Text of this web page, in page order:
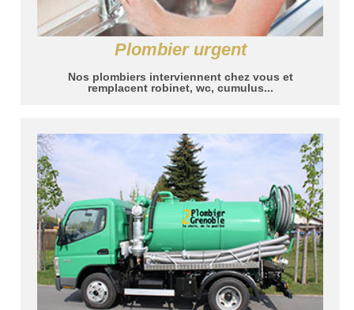
Plombier urgent
Nos plombiers interviennent chez vous et
remplacent robinet, wc, cumulus...